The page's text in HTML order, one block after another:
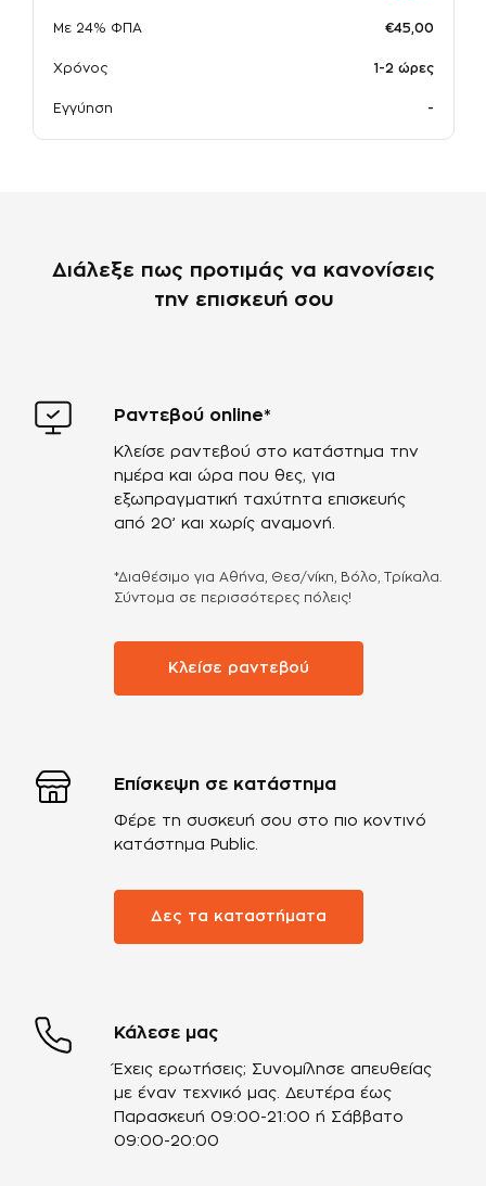
Με 24% ΦΠΑ €45,00
Χρόνος 1-2 ώρες
Εγγύηση -
Διάλεξε πως προτιμάς να κανονίσεις
την επισκευή σου
Ραντεβού online*
Κλείσε ραντεβού στο κατάστημα την
ημέρα και ώρα που θες, για
εξωπραγματική ταχύτητα επισκευής
από 20’ και χωρίς αναμονή.
*Διαθέσιμο για Αθήνα, Θεσ/νίκη, Βόλο, Τρίκαλα.
Σύντομα σε περισσότερες πόλεις!
Κλείσε ραντεβού
Επίσκεψη σε κατάστημα
Φέρε τη συσκευή σου στο πιο κοντινό
κατάστημα Public.
Δες τα καταστήματα
Κάλεσε μας
Έχεις ερωτήσεις; Συνομίλησε απευθείας
με έναν τεχνικό μας. Δευτέρα έως
Παρασκευή 09:00-21:00 ή Σάββατο
09:00-20:00